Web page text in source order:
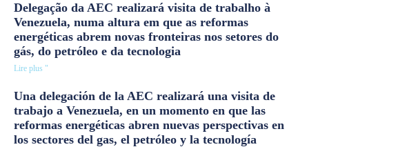
Delegação da AEC realizará visita de trabalho à
Venezuela, numa altura em que as reformas
energéticas abrem novas fronteiras nos setores do
gás, do petróleo e da tecnologia
Lire plus "
Una delegación de la AEC realizará una visita de
trabajo a Venezuela, en un momento en que las
reformas energéticas abren nuevas perspectivas en
los sectores del gas, el petróleo y la tecnología